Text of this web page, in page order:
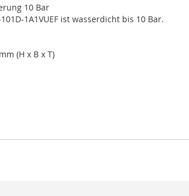
10 Bar
1A1VUEF ist wasserdicht bis 10 Bar.
(H x B x T)